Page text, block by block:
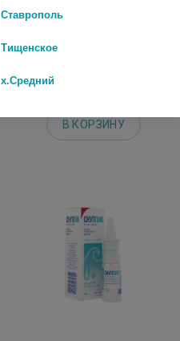
РИНОСТОП ЭКСТРА 0,05% 15МЛ.
247 руб.
В КОРЗИНУ
Ставрополь
Тищенское
х.Средний